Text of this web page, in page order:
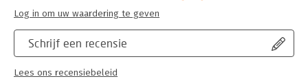
Schrijf een recensie
Lees ons recensiebeleid
Log in om uw waardering te geven